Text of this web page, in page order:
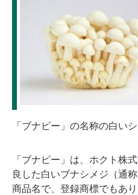
「ブナピー」の名称の白い
「ブナピー」は、ホクト株
良した白いブナシメジ（通
商品名で、登録商標でもあり